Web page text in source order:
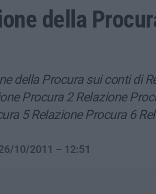
della
della Procura sui conti di
Procura 2 Relazione
5 Relazione Procura 6
10/2011 – 12:51